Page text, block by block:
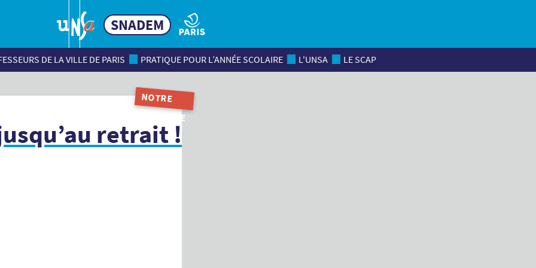
SNADEM
DE LA VILLE DE PARIS PRATIQUE POUR L’ANNÉE SCOLAIRE L'UNSA LE SCAP
retrait !
NOTRE
MAGAZINE